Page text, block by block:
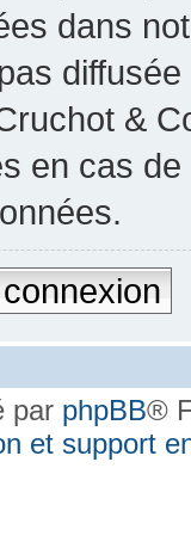
dans
&
en cas
par phpBB®
et support